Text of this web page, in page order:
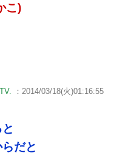
こ)
：2014/03/18(火)01:16:55
だと